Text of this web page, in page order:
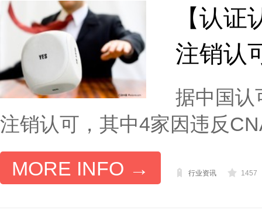
【认
注销认
据中国认
注销认可，其中4家因违反
MORE INFO →
行业资讯 1457